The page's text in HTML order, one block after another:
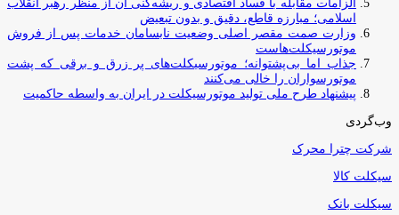
الزامات مقابله با فساد اقتصادی و ریشه‌کنی آن از منظر رهبر انقلاب
اسلامی؛ مبارزه قاطع، دقیق و بدون تبعیض
وزارت صمت مقصر اصلی وضعیت نابسامان خدمات پس از فروش
موتورسیکلت‌هاست
جذاب اما بی‌پشتوانه؛ موتورسیکلت‌های پر زرق‌ و برقی که پشت
موتورسواران را خالی می‌کنند
پیشنهاد طرح ملی تولید موتورسیکلت در ایران به واسطه حاکمیت
وب‌گردی
شرکت چترا محرک
سیکلت کالا
سیکلت بانک